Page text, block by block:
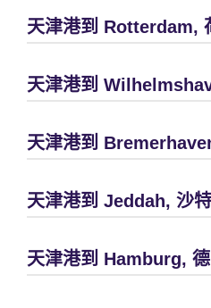
天津港到 Rotterdam,
天津港到
天津港到
天津港到 Jeddah, 沙
天津港到 Hamburg,